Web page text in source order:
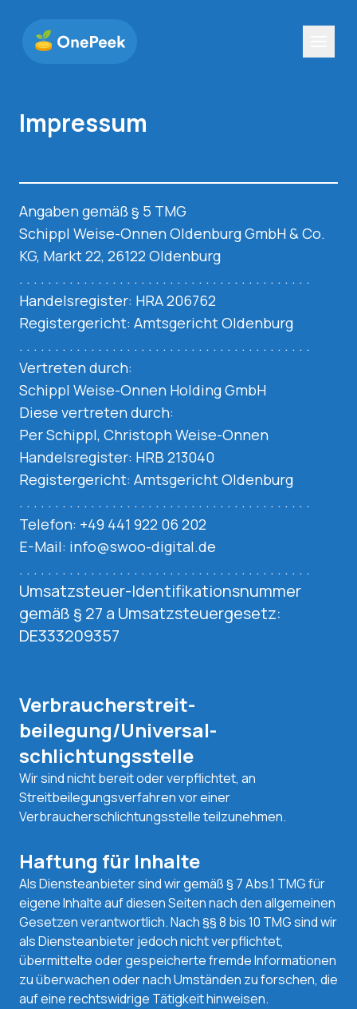
Impressum
Angaben gemäß § 5 TMG
Schippl Weise-Onnen Oldenburg GmbH & Co.
KG, Markt 22, 26122 Oldenburg
. . . . . . . . . . . . . . . . . . . . . . . . . . . . . . . . . . . . . . . . .
Handelsregister: HRA 206762
Registergericht: Amtsgericht Oldenburg
. . . . . . . . . . . . . . . . . . . . . . . . . . . . . . . . . . . . . . . . .
Vertreten durch:
Schippl Weise-Onnen Holding GmbH
Diese vertreten durch:
Per Schippl, Christoph Weise-Onnen
Handelsregister: HRB 213040
Registergericht: Amtsgericht Oldenburg
. . . . . . . . . . . . . . . . . . . . . . . . . . . . . . . . . . . . . . . . .
Telefon: +49 441 922 06 202
E-Mail: info@swoo-digital.de
. . . . . . . . . . . . . . . . . . . . . . . . . . . . . . . . . . . . . . . . .
Umsatzsteuer-Identifikationsnummer
gemäß § 27 a Umsatzsteuergesetz:
DE333209357
Verbraucher­streit­
beilegung/Universal­
schlichtungs­stelle
Wir sind nicht bereit oder verpflichtet, an
Streitbeilegungsverfahren vor einer
Verbraucherschlichtungsstelle teilzunehmen.
Haftung für Inhalte
Als Diensteanbieter sind wir gemäß § 7 Abs.1 TMG für
eigene Inhalte auf diesen Seiten nach den allgemeinen
Gesetzen verantwortlich. Nach §§ 8 bis 10 TMG sind wir
als Diensteanbieter jedoch nicht verpflichtet,
übermittelte oder gespeicherte fremde Informationen
zu überwachen oder nach Umständen zu forschen, die
auf eine rechtswidrige Tätigkeit hinweisen.